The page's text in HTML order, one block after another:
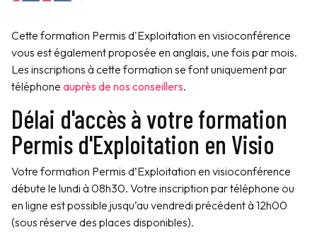
Cette formation Permis d'Exploitation en visioconférence
vous est également proposée en anglais, une fois par mois.
Les inscriptions à cette formation se font uniquement par
téléphone auprès de nos conseillers.
Délai d'accès à votre formation
Permis d'Exploitation en Visio
Votre formation Permis d’Exploitation en visioconférence
débute le lundi à 08h30. Votre inscription par téléphone ou
en ligne est possible jusqu’au vendredi précédent à 12h00
(sous réserve des places disponibles).